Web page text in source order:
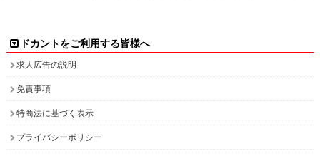
特商法に基づく表示
プライバシーポリシー
ドカント発インフォメーション